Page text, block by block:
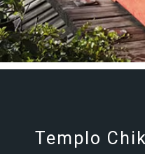
Templo